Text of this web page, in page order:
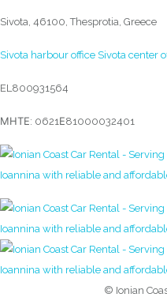
Sivota, 46100, Thesprotia, Greece
Sivota harbour office Sivota center
EL800931564
ΜΗΤΕ: 0621Ε81000032401
© Ionian